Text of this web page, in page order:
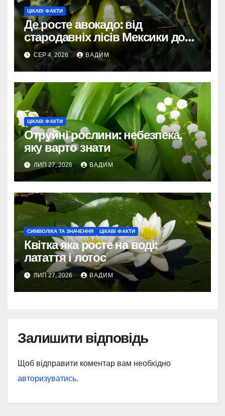
ЦІКАВІ ФАКТИ
Де росте авокадо: від
стародавніх лісів Мексики до
сучасних плантацій світу
СЕР 4, 2026 ВАДИМ
ЦІКАВІ ФАКТИ
Отруйні рослини: небезпека,
яку варто знати
ЛИП 27, 2026 ВАДИМ
СИМВОЛІКА ТА ЗНАЧЕННЯ ЦІКАВІ ФАКТИ
Квітка яка росте на воді:
латаття і лотос
ЛИП 27, 2026 ВАДИМ
Залишити відповідь
Щоб відправити коментар вам необхідно
авторизуватись.